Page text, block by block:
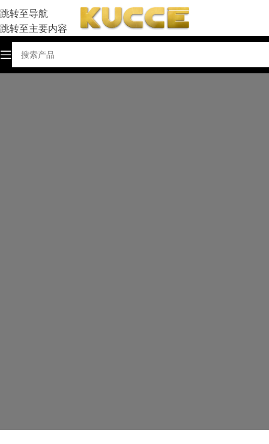
跳转至导航
跳转至主要内容